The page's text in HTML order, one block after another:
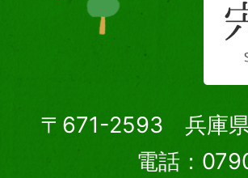
〒671-2593 兵庫県
電話：